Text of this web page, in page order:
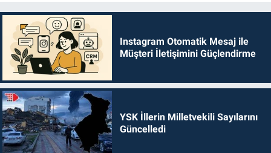
Instagram Otomatik Mesaj ile
Müşteri İletişimini Güçlendirme
YSK İllerin Milletvekili Sayılarını
Güncelledi